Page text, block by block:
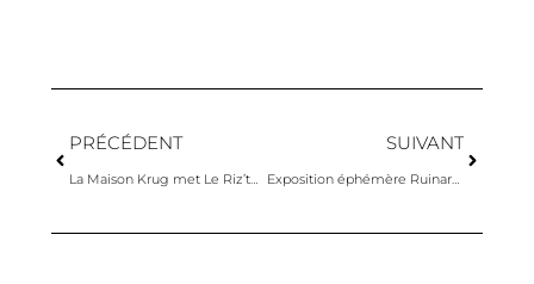
PRÉCÉDENT
La Maison Krug met Le Riz’thme dans l’assiette
SUIVANT
Exposition éphémère Ruinart X Eva Jospin